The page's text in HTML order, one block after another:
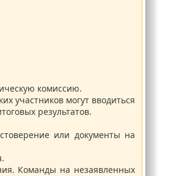
комиссию.
участников могут вводиться
результатов.
или документы на
Команды на незаявленных